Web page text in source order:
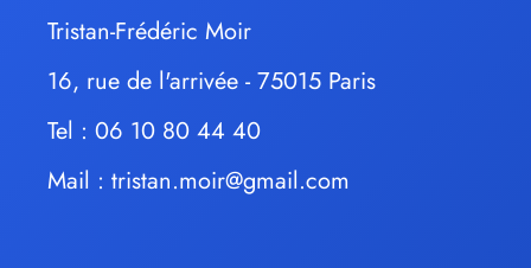
Tristan-Frédéric Moir
16, rue de l'arrivée - 75015 Paris
Tel : 06 10 80 44 40
Mail : tristan.moir@gmail.com